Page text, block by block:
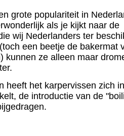
grote populariteit in
als je kijkt naar de
wij Nederlanders ter
een beetje de bakermat
kunnen ze alleen maar
heeft het karpervissen zich in
de introductie van de